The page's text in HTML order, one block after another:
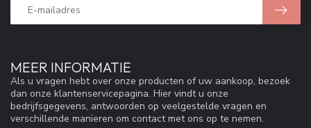
MEER INFORMATIE
Als u vragen hebt over onze producten of uw aankoop, bezoek
dan onze klantenservicepagina. Hier vindt u onze
bedrijfsgegevens, antwoorden op veelgestelde vragen en
verschillende manieren om contact met ons op te nemen.